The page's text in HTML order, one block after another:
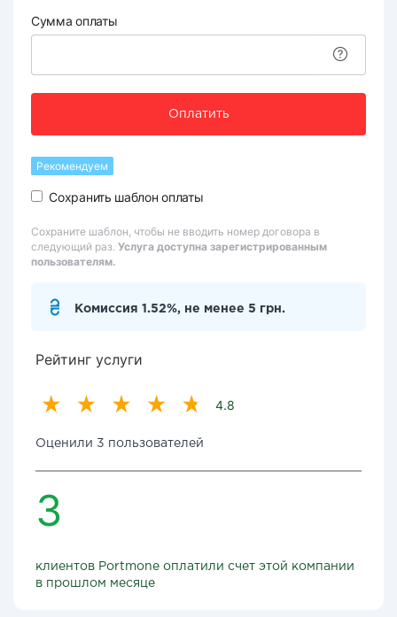
Сумма оплаты
Оплатить
Рекомендуем
Сохранить шаблон оплаты
Сохраните шаблон, чтобы не вводить номер договора в
следующий раз. Услуга доступна зарегистрированным
пользователям.
Комиссия 1.52%, не менее 5 грн.
Рейтинг услуги
4.8
Оценили 3 пользователей
3
клиентов Portmone оплатили счет этой компании
в прошлом месяце